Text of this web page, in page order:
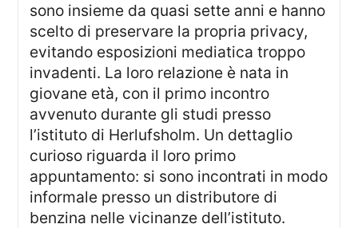
sono insieme da quasi sette anni e hanno
scelto di preservare la propria privacy,
evitando esposizioni mediatica troppo
invadenti. La loro relazione è nata in
giovane età, con il primo incontro
avvenuto durante gli studi presso
l’istituto di Herlufsholm. Un dettaglio
curioso riguarda il loro primo
appuntamento: si sono incontrati in modo
informale presso un distributore di
benzina nelle vicinanze dell’istituto.